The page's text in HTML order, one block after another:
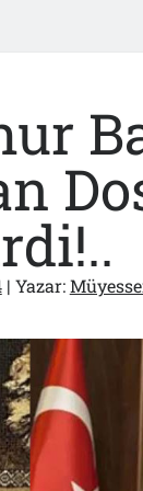
| Yazar: